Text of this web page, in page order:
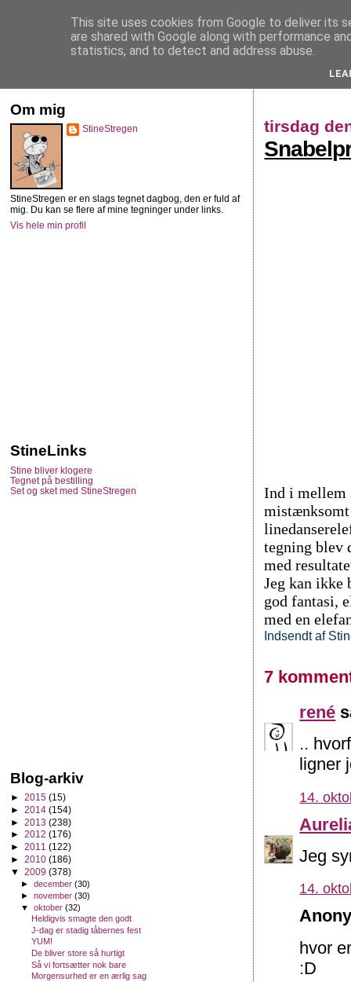
StineStregen
tirsdag
Ind i mellem
mistænksomt
tegning blev
med
Jeg kan ikke
god fantasi,
med en
Indsendt af
7
rené
..
ligner
14.
Jeg
14.
hvor
:D
Om mig
StineStregen
StineStregen er en slags tegnet dagbog, den er fuld af
mig. Du kan se flere af mine tegninger under links.
Vis hele min profil
StineLinks
Stine bliver klogere
Tegnet på bestilling
Set og sket med StineStregen
Blog-arkiv
► 2015 (15)
► 2014 (154)
► 2013 (238)
► 2012 (176)
► 2011 (122)
► 2010 (186)
▼ 2009 (378)
►december(30)
►november(30)
▼oktober(32)
Heldigvis smagte den godt
J-dag er stadig tåbernes fest
YUM!
De bliver store så hurtigt
Så vi fortsætter nok bare
Morgensurhed er en ærlig sag
This site uses cookies from Google to deliver its
are shared with Google along with performance
statistics, and to detect and address abuse.